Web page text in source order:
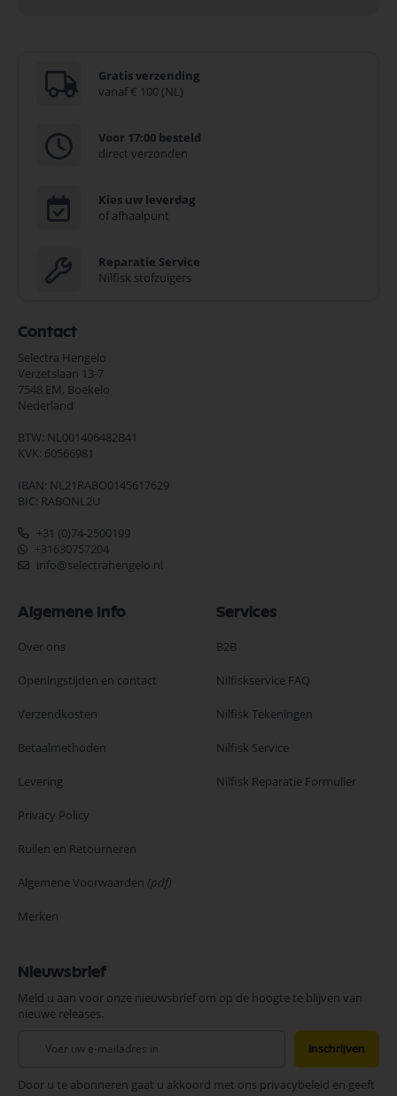
Gratis verzending
vanaf € 100 (NL)
Voor 17:00 besteld
direct verzonden
Kies uw leverdag
of afhaalpunt
Reparatie Service
Nilfisk stofzuigers
Contact
Selectra Hengelo
Verzetslaan 13-7
7548 EM, Boekelo
Nederland
BTW: NL001406482B41
KVK: 60566981
IBAN: NL21RABO0145617629
BIC: RABONL2U
+31 (0)74-2500199
+31630757204
info@selectrahengelo.nl
Algemene Info
Over ons
Openingstijden en contact
Verzendkosten
Betaalmethoden
Levering
Privacy Policy
Ruilen en Retourneren
Algemene Voorwaarden (pdf)
Merken
Services
B2B
Nilfiskservice FAQ
Nilfisk Tekeningen
Nilfisk Service
Nilfisk Reparatie Formulier
Nieuwsbrief
Meld u aan voor onze nieuwsbrief om op de hoogte te blijven van
nieuwe releases.
onze
Inschrijven
Door u te abonneren gaat u akkoord met ons privacybeleid en geeft